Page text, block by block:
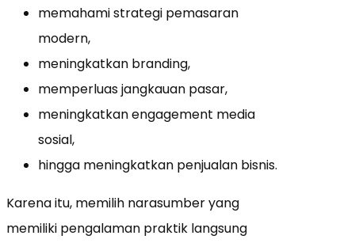
memahami strategi pemasaran
modern,
meningkatkan branding,
memperluas jangkauan pasar,
meningkatkan engagement media
sosial,
hingga meningkatkan penjualan bisnis.
Karena itu, memilih narasumber yang
memiliki pengalaman praktik langsung